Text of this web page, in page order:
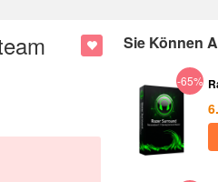
Sie Können
-65%